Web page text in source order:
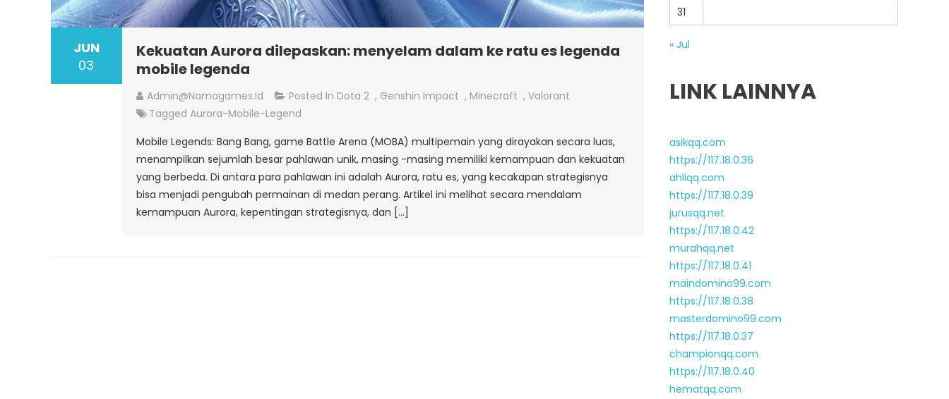
JUN
03
Kekuatan Aurora dilepaskan: menyelam dalam ke ratu es legenda
mobile legenda
Admin@namagames.id Posted In Dota 2 , Genshin Impact , Minecraft , Valorant
Tagged Aurora-Mobile-Legend
Mobile Legends: Bang Bang, game Battle Arena (MOBA) multipemain yang dirayakan secara luas,
menampilkan sejumlah besar pahlawan unik, masing -masing memiliki kemampuan dan kekuatan
yang berbeda. Di antara para pahlawan ini adalah Aurora, ratu es, yang kecakapan strategisnya
bisa menjadi pengubah permainan di medan perang. Artikel ini melihat secara mendalam
kemampuan Aurora, kepentingan strategisnya, dan […]
31
« Jul
LINK LAINNYA
asikqq.com
https://117.18.0.36
ahliqq.com
https://117.18.0.39
jurusqq.net
https://117.18.0.42
murahqq.net
https://117.18.0.41
maindomino99.com
https://117.18.0.38
masterdomino99.com
https://117.18.0.37
championqq.com
https://117.18.0.40
hematqq.com